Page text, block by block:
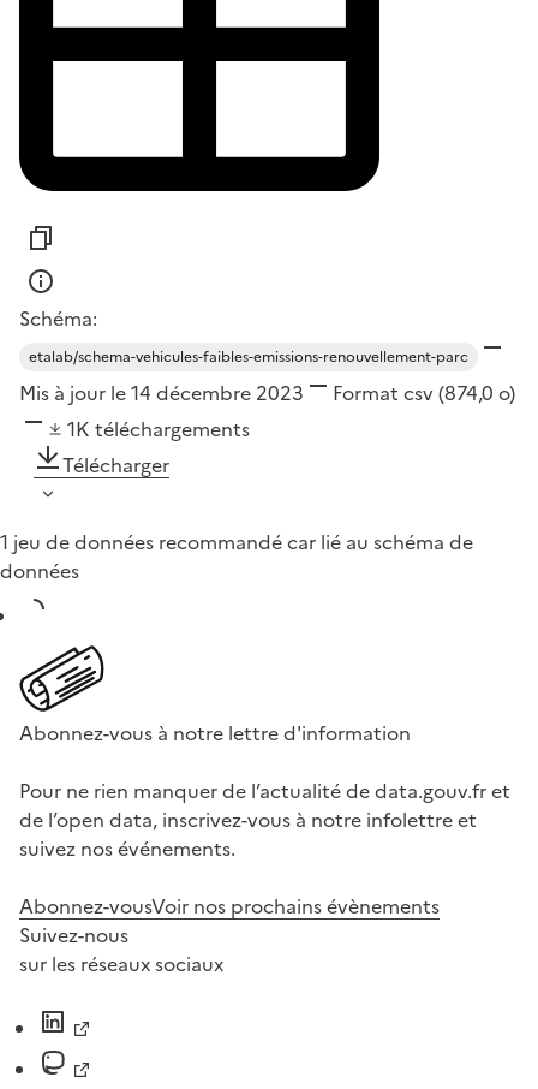
Schéma:
etalab/schema-vehicules-faibles-emissions-renouvellement-parc
Mis à jour le 14 décembre 2023 Format csv(874,0 o)
1K téléchargements
Télécharger
1 jeu de données recommandé car lié au schéma de
données
Abonnez-vous à notre lettre d'information
Pour ne rien manquer de l’actualité de data.gouv.fr et
de l’open data, inscrivez-vous à notre infolettre et
suivez nos événements.
Abonnez-vousVoir nos prochains évènements
Suivez-nous
sur les réseaux sociaux